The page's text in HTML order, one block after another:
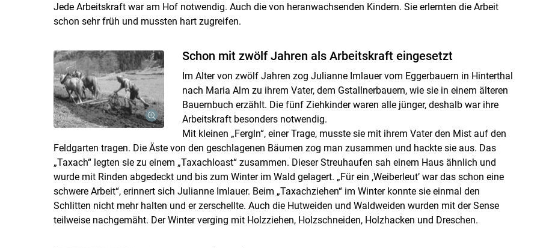
Jede Arbeitskraft war am Hof notwendig. Auch die von he­ranwachsenden Kindern. Sie erlernten die Arbeit
schon sehr früh und mussten hart zugreifen.
Schon mit zwölf Jahren als Arbeitskraft eingesetzt
Im Alter von zwölf Jahren zog Julianne Imlauer vom Eggerbauern in Hinter­thal
nach Maria Alm zu ihrem Vater, dem Gstallnerbauern, wie sie in einem älteren
Bauernbuch erzählt. Die fünf Zieh­kinder waren alle jünger, deshalb war ihre
Arbeitskraft besonders notwendig.
Mit kleinen „Fergln“, einer Trage, musste sie mit ihrem Vater den Mist auf den
Feldgarten tragen. Die Äste von den geschlagenen Bäumen zog man zusammen und hackte sie aus. Das
„Taxach“ legten sie zu einem „Taxachloast“ zusammen. Die­ser Streuhaufen sah einem Haus ähnlich und
wurde mit Rinden abgedeckt und bis zum Winter im Wald gelagert. „Für ein ,Weiberleut’ war das schon eine
schwere Arbeit“, erinnert sich Julianne Imlauer. Beim „Taxachziehen“ im Winter konnte sie einmal den
Schlitten nicht mehr halten und er zerschellte. Auch die Hutweiden und Waldweiden wurden mit der Sense
teilweise nachgemäht. Der Winter verging mit Holzziehen, Holzschnei­den, Holzha­cken und Dreschen.